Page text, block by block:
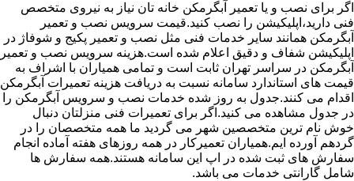
اگر برای نصب و یا تعمیر آبگرمکن خانه تان نیاز به نیروی متخصص
فنی دارید،اپلیکیشن را نصب کنید.قیمت سرویس نصب و تعمیر
آبگرمکن همانند سایر خدمات فنی مثل نصب و تعمیر پکیج و شوفاژ در
اپلیکیشن شفاف و دقیق اعلام شده است.هزینه سرویس نصب و تعمیر
آبگرمکن در سراسر تهران ثابت است و تمامی همیاران با اشراف به
قیمت های استاندارد سامانه نسبت به دریافت هزینه تعمیرات آبگرمکن
اقدام می کنند.جدول به روز شده خدمات نصب و سرویس آبگرمکن را
در جدول مشاهده می کنید.اگر برای تعمیرات فنی منزلتان دنبال
خوش نام ترین متخصصین شهر می گردید ما همه متخصصان را در
گردهم آورده ایم.همیاران تعمیرکار در همه روزهای هفته آماده انجام
سفارش های ثبت شده در اپ این سامانه هستند.همه سفارش ها
شامل گارانتی خدمات می باشد.